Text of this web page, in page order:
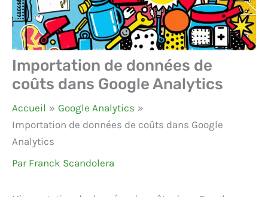
Importation de données de
coûts dans Google Analytics
Accueil
Google Analytics
Importation de données de coûts dans Google
Analytics
Par Franck Scandolera